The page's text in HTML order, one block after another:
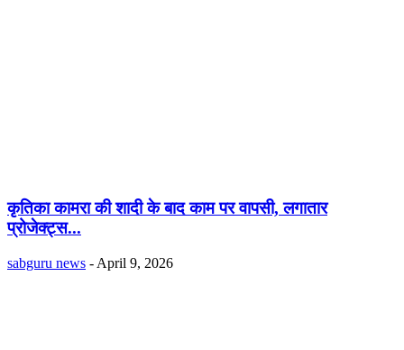
कृतिका कामरा की शादी के बाद काम पर वापसी, लगातार
प्रोजेक्ट्स...
sabguru news - April 9, 2026